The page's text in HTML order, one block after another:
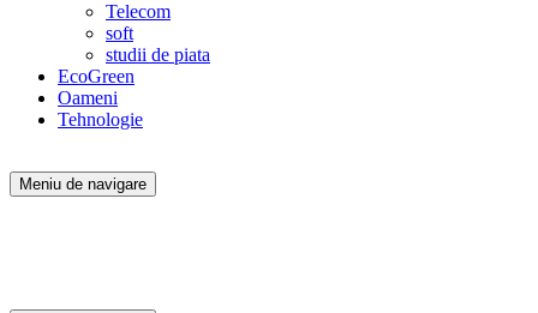
Telecom
soft
studii de piata
EcoGreen
Oameni
Tehnologie
Meniu de navigare